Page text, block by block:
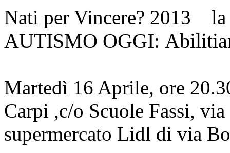
Nati per Vincere? 2013 la
AUTISMO OGGI:
Martedì 16 Aprile, ore
Carpi ,c/o Scuole Fassi,
supermercato Lidl di via